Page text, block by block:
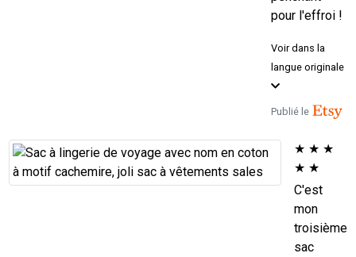
pour l'effroi !
Voir dans la
langue originale
Publié le
★ ★ ★
★ ★
C'est
mon
troisième
sac